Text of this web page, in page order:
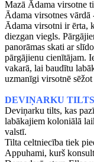
Mazā Ādama virsotne
Ādama virsotnes
Ādama virsotni ir ērta,
diezgan viegls.
panorāmas skati ar
pārgājienu cienītājam.
vakarā, lai baudītu
uzmanīgi virsotnē
DEVIŅARKU TILTS
Deviņarku tilts, kas
labākajiem koloniālā
valstī.
Tilta celtniecība tiek
Appuhami, kurš